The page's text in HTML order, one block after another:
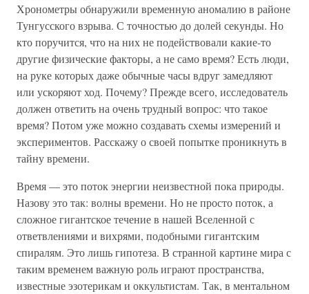
Хронометры обнаружили временную аномалию в районе
Тунгусского взрыва. С точностью до долей секунды. Но
кто поручится, что на них не подействовали какие-то
другие физические факторы, а не само время? Есть люди,
на руке которых даже обычные часы вдруг замедляют
или ускоряют ход. Почему? Прежде всего, исследователь
должен ответить на очень трудный вопрос: что такое
время? Потом уже можно создавать схемы измерений и
экспериментов. Расскажу о своей попытке проникнуть в
тайну времени.
Время — это поток энергии неизвестной пока природы.
Назову это так: волны времени. Но не просто поток, а
сложное гигантское течение в нашей Вселенной с
ответвлениями и вихрями, подобными гигантским
спиралям. Это лишь гипотеза. В странной картине мира с
таким временем важную роль играют пространства,
известные эзотерикам и оккультистам. Так, в ментальном